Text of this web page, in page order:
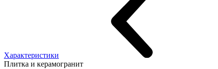
Характеристики
Плитка и керамогранит